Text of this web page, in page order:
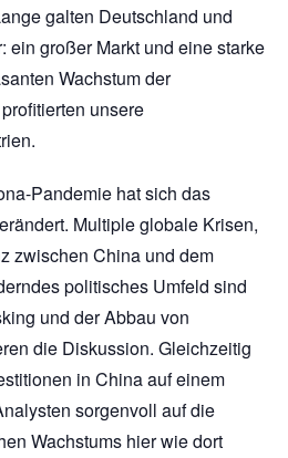
galten Deutschland und
ein großer Markt und eine starke
Wachstum der
unsere
Pandemie hat sich das
Multiple globale Krisen,
zwischen China und dem
politisches Umfeld sind
und der Abbau von
die Diskussion. Gleichzeitig
in China auf einem
sorgenvoll auf die
Wachstums hier wie dort